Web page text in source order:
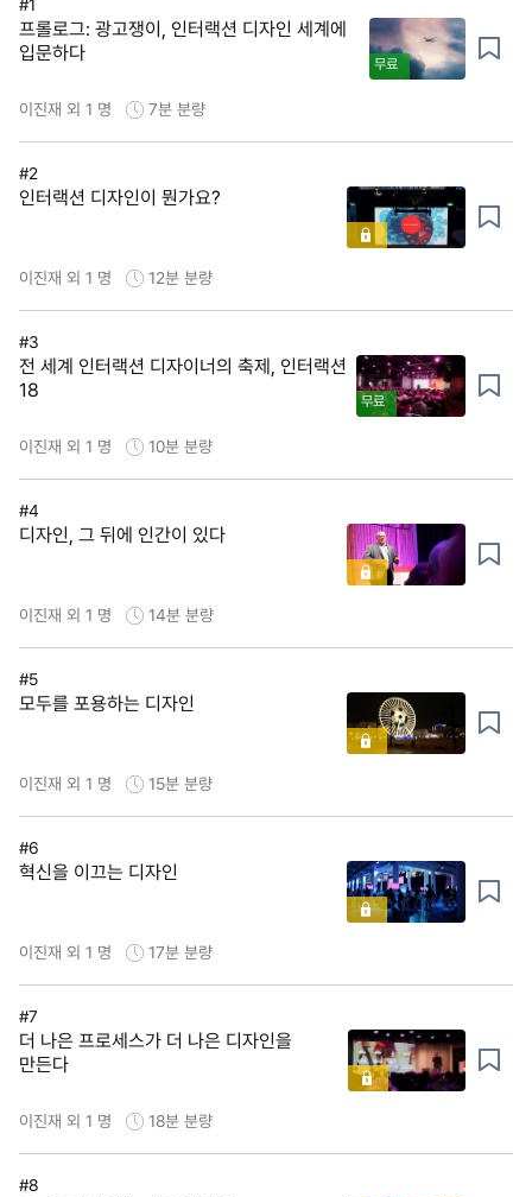
#1
프롤로그: 광고쟁이, 인터랙션 디자인 세계에
입문하다
무료
이진재 외 1 명 7분 분량
#2
인터랙션 디자인이 뭔가요?
이진재 외 1 명 12분 분량
#3
전 세계 인터랙션 디자이너의 축제, 인터랙션
18
무료
이진재 외 1 명 10분 분량
#4
디자인, 그 뒤에 인간이 있다
이진재 외 1 명 14분 분량
#5
모두를 포용하는 디자인
이진재 외 1 명 15분 분량
#6
혁신을 이끄는 디자인
이진재 외 1 명 17분 분량
#7
더 나은 프로세스가 더 나은 디자인을
만든다
이진재 외 1 명 18분 분량
#8